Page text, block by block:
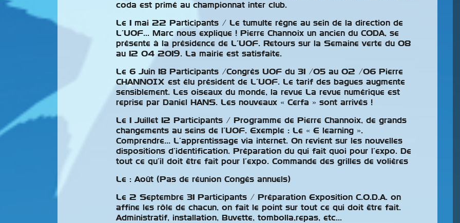
coda est primé au championnat inter club.
Le 1 mai 22 Participants / Le tumulte règne au sein de la direction de
L’UOF… Marc nous explique ! Pierre Channoix un ancien du CODA, se
présente à la présidence de L’UOF. Retours sur la Semaine verte du 08
au 12 04 2019. La mairie est satisfaite.
Le 6 Juin 18 Participants /Congrès UOF du 31 /05 au 02 /06 Pierre
CHANNOIX est élu président de L’UOF. Le tarif des bagues augmente
sensiblement. Les oiseaux du monde, la revue La revue numérique est
reprise par Daniel HANS. Les nouveaux « Cerfa » sont arrivés !
Le 1 Juillet 12 Participants / Programme de Pierre Channoix, de grands
changements au seins de l’UOF. Exemple : Le « E learning ».
Comprendre… L’apprentissage via internet. On revient sur les nouvelles
dispositions d’identification. Préparation du qui fait quoi pour l’expo. De
tout ce qu’il doit être fait pour l’expo. Commande des grilles de volières
Le : Août (Pas de réunion Congés annuels)
Le 2 Septembre 31 Participants / Préparation Exposition C.O.D.A. on
affine les rôle de chacun, on fait le point sur tout ce qui doit être fait.
Administratif, installation, Buvette, tombolla,repas, etc…
Résultats Des
Classements
Pour La Saison
2025-2026